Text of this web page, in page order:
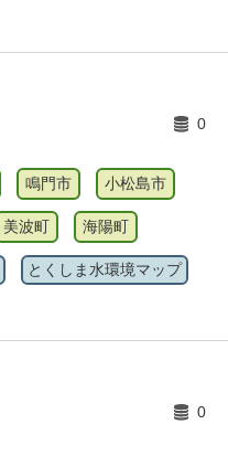
0
鳴門市 小松島市
美波町 海陽町
とくしま水環境マップ
0